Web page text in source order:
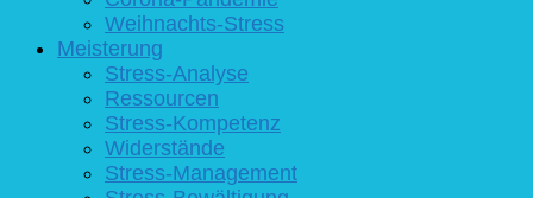
Weihnachts-Stress
Meisterung
Stress-Analyse
Ressourcen
Stress-Kompetenz
Widerstände
Stress-Management